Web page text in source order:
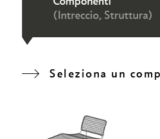
(Intreccio, Struttura)
Seleziona un